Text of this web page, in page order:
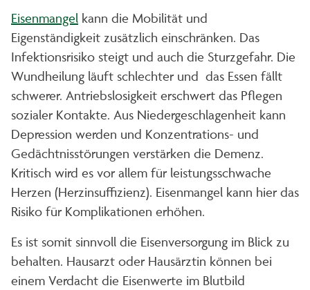
Eisenmangel kann die Mobilität und
Eigenständigkeit zusätzlich einschränken. Das
Infektionsrisiko steigt und auch die Sturzgefahr. Die
Wundheilung läuft schlechter und das Essen fällt
schwerer. Antriebslosigkeit erschwert das Pflegen
sozialer Kontakte. Aus Niedergeschlagenheit kann
Depression werden und Konzentrations- und
Gedächtnisstörungen verstärken die Demenz.
Kritisch wird es vor allem für leistungsschwache
Herzen (Herzinsuffizienz). Eisenmangel kann hier das
Risiko für Komplikationen erhöhen.
Es ist somit sinnvoll die Eisenversorgung im Blick zu
behalten. Hausarzt oder Hausärztin können bei
einem Verdacht die Eisenwerte im Blutbild